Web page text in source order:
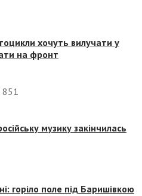
хочуть вилучати у
на фронт
851
музику закінчилась
горіло поле під Баришівкою